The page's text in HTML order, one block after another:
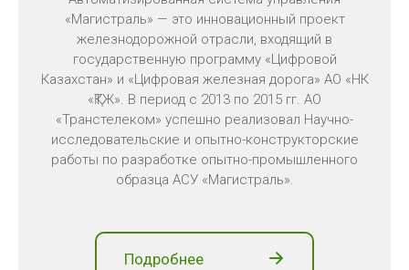
«Магистраль» — это инновационный проект
железнодорожной отрасли, входящий в
государственную программу «Цифровой
Казахстан» и «Цифровая железная дорога» АО «НК
«ҚТЖ». В период с 2013 по 2015 гг. АО
«Транстелеком» успешно реализовал Научно-
исследовательские и опытно-конструкторские
работы по разработке опытно-промышленного
образца АСУ «Магистраль».
Подробнее